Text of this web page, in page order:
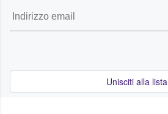
Unisciti alla lista